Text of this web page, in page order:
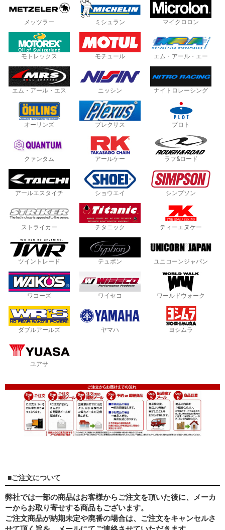
メッツラー ミシュラン マイクロロン
モトレックス モチュール エム・アール・エー
エム・アール・エス ニッシン ナイトロレーシング
オーリンズ プレクサス プロト
クァンタム アールケー ラフ&ロード
アールエスタイチ ショウエイ シンプソン
ストライカー チタニック ティーエヌケー
ツイントレード テュポン ユニコーンジャパン
ワコーズ ワイセコ ワールドウォーク
ダブルアールズ ヤマハ ヨシムラ
ユアサ
■ご注文について
弊社では一部の商品はお客様からご注文を頂いた後に、メーカ
ーからお取り寄せする商品もございます。
ご注文商品が納期未定や廃番の場合は、ご注文をキャンセルさ